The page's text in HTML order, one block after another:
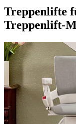
Treppenlifte
Treppenlift-